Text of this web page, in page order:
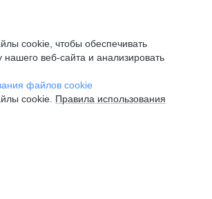
cookie, чтобы обеспечивать
нашего веб-сайта и анализировать
файлов cookie
cookie. Правила использования